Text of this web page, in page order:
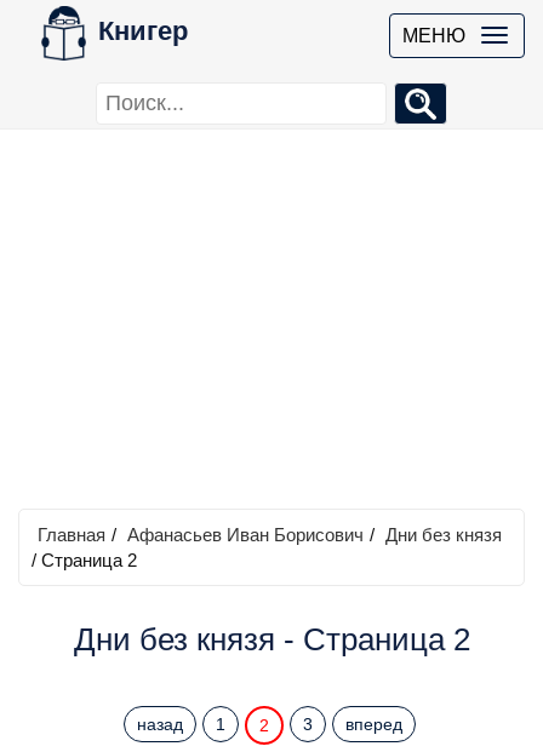
Книгер МЕНЮ
Главная / Афанасьев Иван Борисович / Дни без князя
/ Страница 2
Дни без князя - Страница 2
назад 1 2 3 вперед